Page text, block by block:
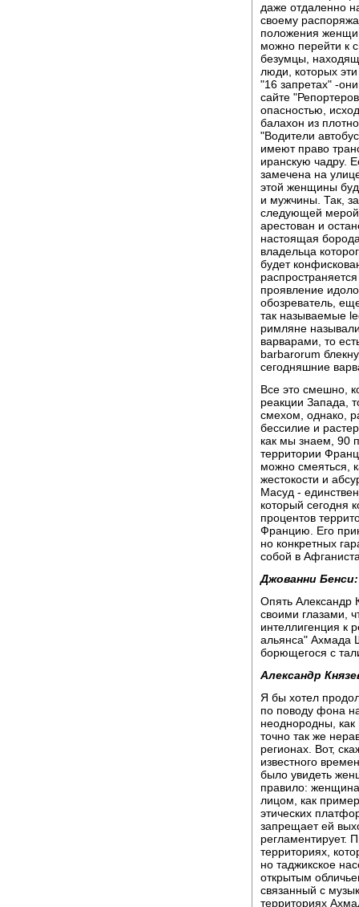
даже отдаленно
своему
положения
можно перейти к
безумцы,
люди, которых
"16 запретах" -
сайте
опасностью,
балахон из
"Водители
имеют право
иранскую чадру.
замечена на
этой женщины
и мужчины. Так,
следующей
арестован и
настоящая
владельца
будет
проявление
обозреватель,
так называемые
римляне
варварами, то
barbarorum
сегодняшние
Все это смешно,
реакции Запада,
смехом, однако,
бессилие и
как мы знаем, 90
территории
можно смеяться,
жестокости и
Масуд -
который сегодня
процентов
Францию. Его
но конкретных
собой в
Джованни Бенси:
Опять Александр
своими глазами,
интеллигенция к
альянса" Ахмада
борющегося с
Александр
Я бы хотел
по поводу фона
неоднородны,
точно так же
регионах. Вот,
известного
было увидеть
правило:
лицом, как
этических
запрещает ей
регламентирует.
территориях,
но таджикское
открытым
связанный с
территориях